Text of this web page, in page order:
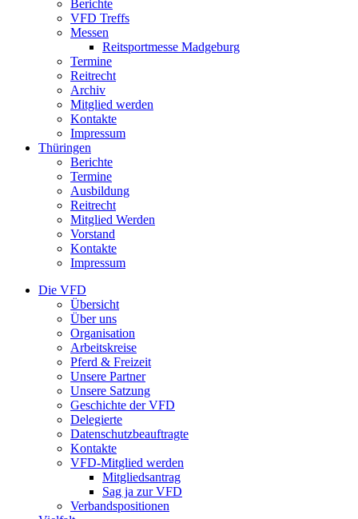
Berichte
VFD Treffs
Messen
Reitsportmesse Madgeburg
Termine
Reitrecht
Archiv
Mitglied werden
Kontakte
Impressum
Thüringen
Berichte
Termine
Ausbildung
Reitrecht
Mitglied Werden
Vorstand
Kontakte
Impressum
Die VFD
Übersicht
Über uns
Organisation
Arbeitskreise
Pferd & Freizeit
Unsere Partner
Unsere Satzung
Geschichte der VFD
Delegierte
Datenschutzbeauftragte
Kontakte
VFD-Mitglied werden
Mitgliedsantrag
Sag ja zur VFD
Verbandspositionen